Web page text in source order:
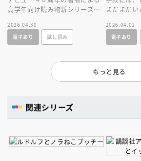
高学年向け読み物新シリーズ。
し不穏なファンタジー。
2026.04.30
電子あり
試し読み
まだまだ
気「おばけ
2026.04.01
電子あり
もっと見る
関連シリーズ